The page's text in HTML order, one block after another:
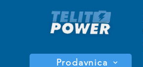
Prodavnica